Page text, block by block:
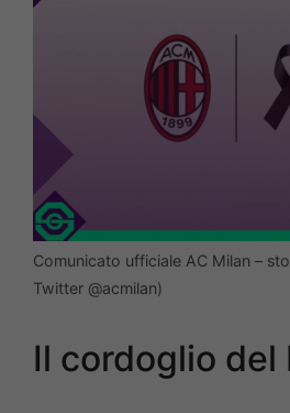
Comunicato ufficiale AC Milan –
Twitter @acmilan)
Il cordoglio del